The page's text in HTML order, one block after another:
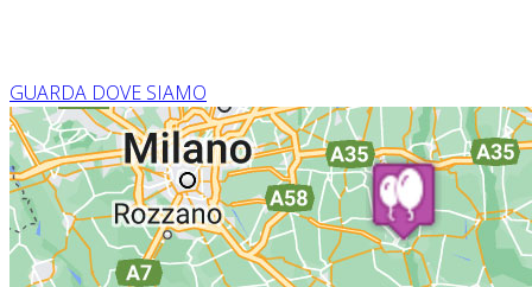
GUARDA DOVE SIAMO